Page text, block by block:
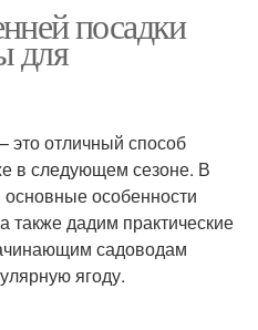
Участок для посадки
Клубники в октябре
посадки
для
это отличный способ
в следующем сезоне. В
особенности
также дадим практические
садоводам
ягоду.